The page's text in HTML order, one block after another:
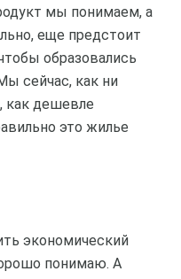
мы понимаем, а
еще предстоит
образовались
сейчас, как ни
как дешевле
это жилье
экономический
понимаю. А